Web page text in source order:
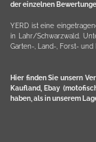
der einzelnen
YERD ist eine
in Lahr/Schwarzwald.
Garten-, Land-, Forst-
Hier finden Sie unsern
Kaufland, Ebay
haben, als in unserem